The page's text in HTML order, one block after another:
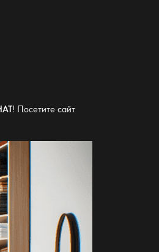
! Посетите сайт